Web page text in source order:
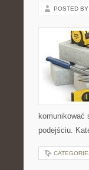
POSTED BY
komunikować
podejściu.